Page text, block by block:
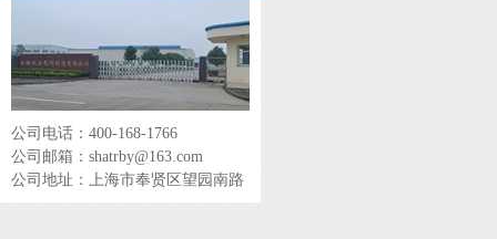
公司电话：400-168-1766
公司邮箱：shatrby@163.com
公司地址：上海市奉贤区望园南路